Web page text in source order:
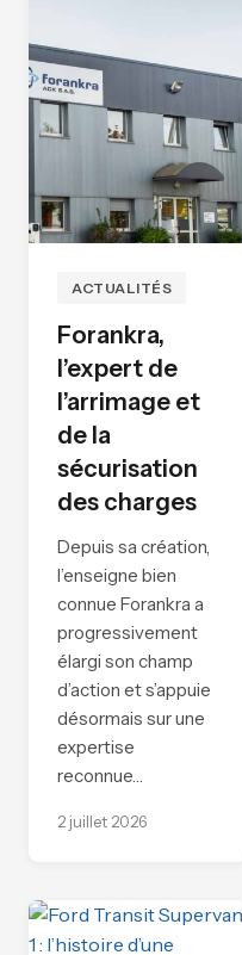
ACTUALITÉS
Forankra,
l’expert de
l’arrimage et
de la
sécurisation
des charges
Depuis sa création,
l’enseigne bien
connue Forankra a
progressivement
élargi son champ
d’action et s’appuie
désormais sur une
expertise
reconnue…
2 juillet 2026